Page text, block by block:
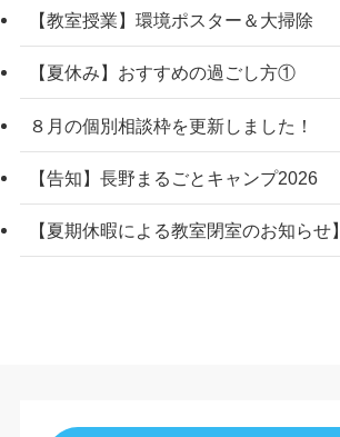
【教室授業】環境ポスター＆大掃除
【夏休み】おすすめの過ごし方①
８月の個別相談枠を更新しました！
【告知】長野まるごとキャンプ2026
【夏期休暇による教室閉室のお知らせ】